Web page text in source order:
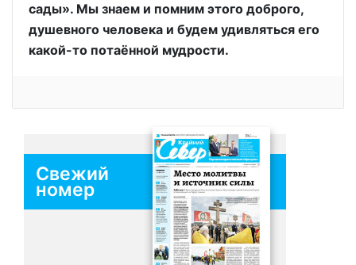
сады». Мы знаем и помним этого доброго,
душевного человека и будем удивляться его
какой-то потаённой мудрости.
Свежий
номер